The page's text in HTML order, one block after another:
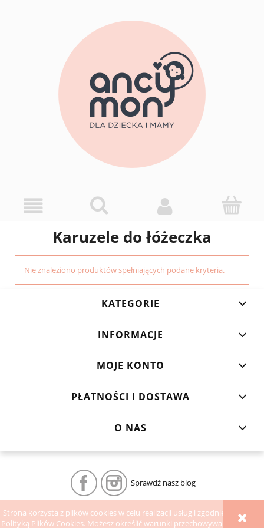
Strona korzysta z plików cookies w celu realizacji usług i zgodnie z
Polityką Plików Cookies. Możesz określić warunki przechowywania
Karuzele do łóżeczka
Nie znaleziono produktów spełniających podane kryteria.
KATEGORIE
INFORMACJE
MOJE KONTO
PŁATNOŚCI I DOSTAWA
O NAS
Sprawdź nasz blog
POKAŻ PEŁNĄ WERSJĘ STRONY